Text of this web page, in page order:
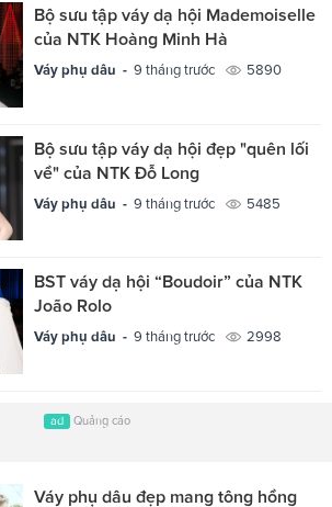
Bộ sưu tập váy dạ hội Mademoiselle
của NTK Hoàng Minh Hà
Váy phụ dâu - 9 tháng trước 5890
Bộ sưu tập váy dạ hội đẹp "quên lối
về" của NTK Đỗ Long
Váy phụ dâu - 9 tháng trước 5485
BST váy dạ hội “Boudoir” của NTK
João Rolo
Váy phụ dâu - 9 tháng trước 2998
ad Quảng cáo
Váy phụ dâu đẹp mang tông hồng